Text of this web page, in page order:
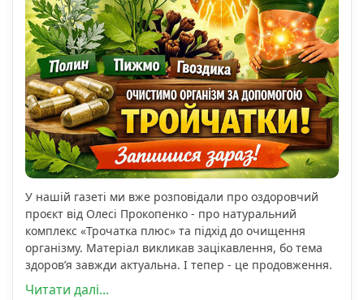
У нашій газеті ми вже розповідали про оздоровчий
проєкт від Олесі Прокопенко - про натуральний
комплекс «Трочатка плюс» та підхід до очищення
організму. Матеріал викликав зацікавлення, бо тема
здоров’я завжди актуальна. І тепер - це продовження.
Читати далі...